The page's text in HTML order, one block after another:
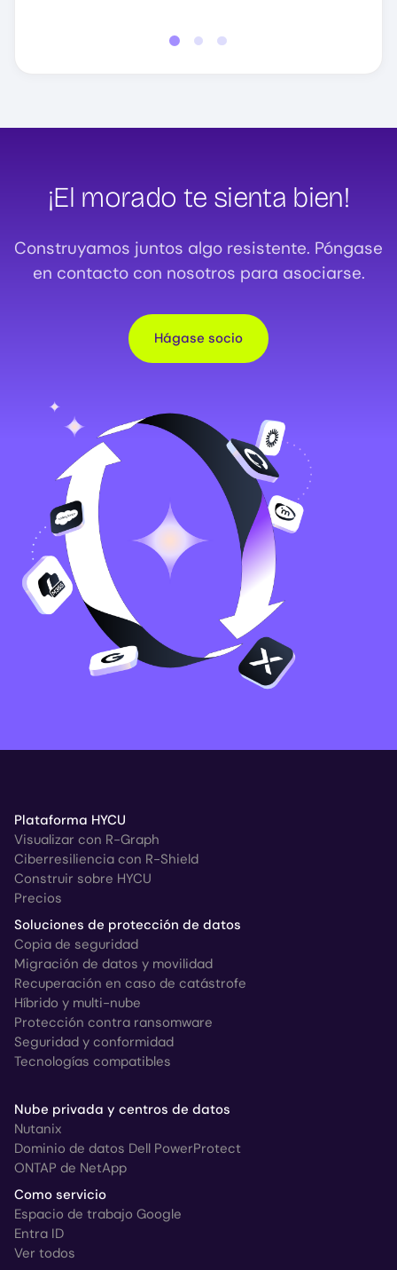
¡El morado te sienta bien!
Construyamos juntos algo resistente. Póngase
en contacto con nosotros para asociarse.
Hágase socio
Plataforma HYCU
Visualizar con R-Graph
Ciberresiliencia con R-Shield
Construir sobre HYCU
Precios
Soluciones de protección de datos
Copia de seguridad
Migración de datos y movilidad
Recuperación en caso de catástrofe
Híbrido y multi-nube
Protección contra ransomware
Seguridad y conformidad
Tecnologías compatibles
Nube privada y centros de datos
Nutanix
Dominio de datos Dell PowerProtect
ONTAP de NetApp
Como servicio
Espacio de trabajo Google
Entra ID
Ver todos